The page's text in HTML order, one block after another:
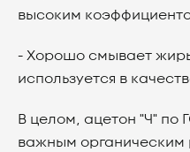
высоким
- Хорошо смывает
используется в
В целом, ацетон "Ч" по
важным органическим